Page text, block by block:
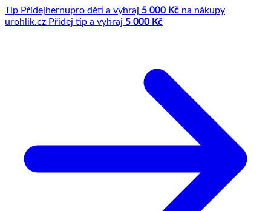
Tip Přidejhernupro děti a vyhraj 5 000 Kč na nákupy
urohlik.cz Přidej tip a vyhraj 5 000 Kč